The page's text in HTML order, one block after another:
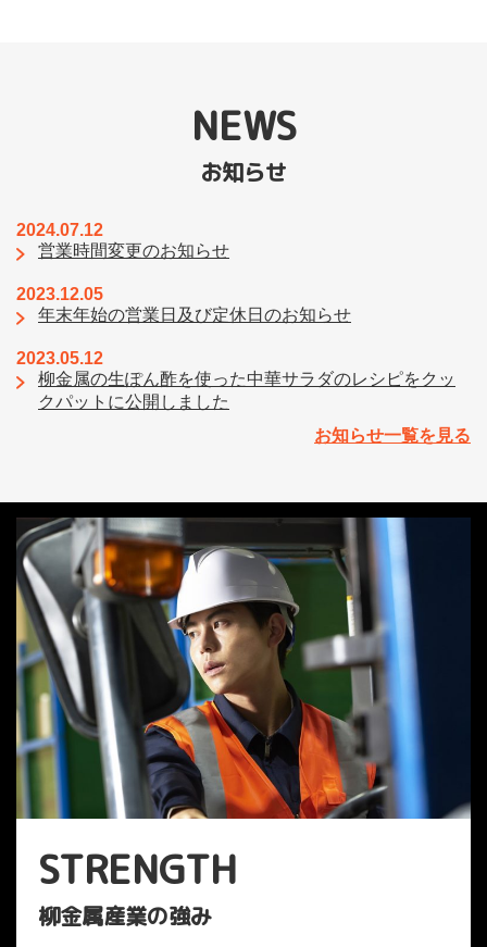
NEWS
お知らせ
2024.07.12
営業時間変更のお知らせ
2023.12.05
年末年始の営業日及び定休日のお知らせ
2023.05.12
柳金属の生ぽん酢を使った中華サラダのレシピをクッ
クパットに公開しました
お知らせ一覧を見る
STRENGTH
柳金属産業の強み